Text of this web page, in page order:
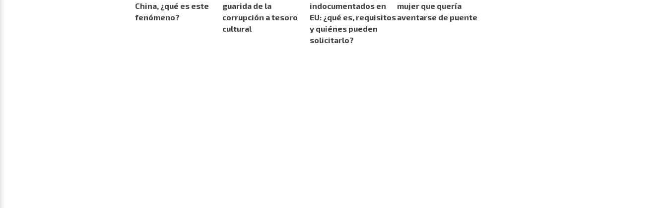
China, ¿qué es este
fenómeno?
guarida de la
corrupción a tesoro
cultural
indocumentados en
EU: ¿qué es, requisitos
y quiénes pueden
solicitarlo?
mujer que quería
aventarse de puente